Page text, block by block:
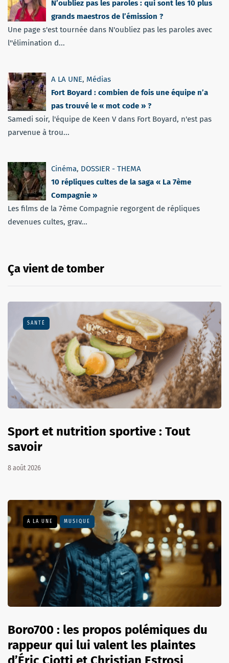
N’oubliez pas les paroles : qui sont les 10 plus
grands maestros de l’émission ?
Une page s'est tournée dans N'oubliez pas les paroles avec
l''élimination d...
A LA UNE, Médias
Fort Boyard : combien de fois une équipe n’a
pas trouvé le « mot code » ?
Samedi soir, l'équipe de Keen V dans Fort Boyard, n'est pas
parvenue à trou...
Cinéma, DOSSIER - THEMA
10 répliques cultes de la saga « La 7ème
Compagnie »
Les films de la 7ème Compagnie regorgent de répliques
devenues cultes, grav...
Ça vient de tomber
SANTÉ
Sport et nutrition sportive : Tout
savoir
8 août 2026
A LA UNE MUSIQUE
Boro700 : les propos polémiques du
rappeur qui lui valent les plaintes